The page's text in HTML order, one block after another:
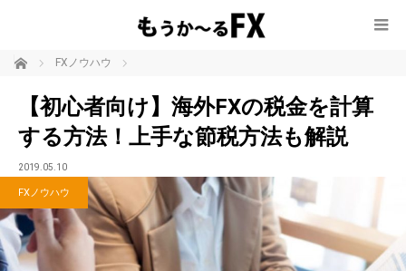
ホーム FXノウハウ
【初心者向け】海外FXの税金を計算
する方法！上手な節税方法も解説
FXノウハウ
2019.05.10